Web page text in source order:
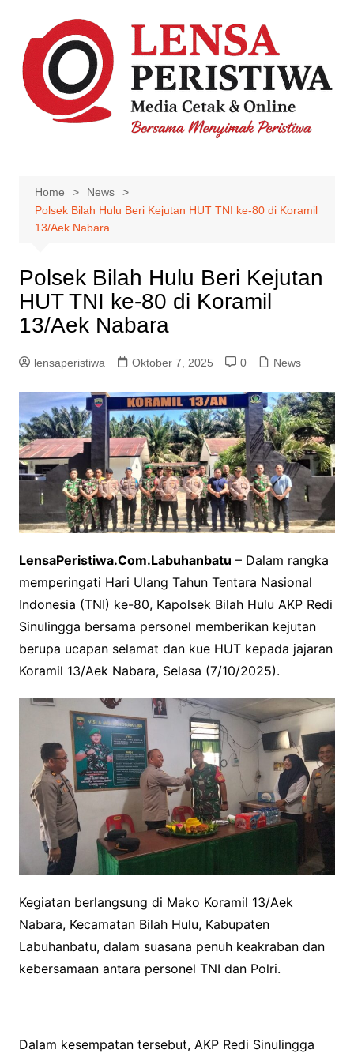
content
Home
News
Polsek Bilah Hulu Beri Kejutan HUT TNI ke-80 di Koramil
13/Aek Nabara
Polsek Bilah Hulu Beri Kejutan
HUT TNI ke-80 di Koramil
13/Aek Nabara
lensaperistiwa Oktober 7, 2025 0 News
LensaPeristiwa.Com.Labuhanbatu – Dalam rangka
memperingati Hari Ulang Tahun Tentara Nasional
Indonesia (TNI) ke-80, Kapolsek Bilah Hulu AKP Redi
Sinulingga bersama personel memberikan kejutan
berupa ucapan selamat dan kue HUT kepada jajaran
Koramil 13/Aek Nabara, Selasa (7/10/2025).
Kegiatan berlangsung di Mako Koramil 13/Aek
Nabara, Kecamatan Bilah Hulu, Kabupaten
Labuhanbatu, dalam suasana penuh keakraban dan
kebersamaan antara personel TNI dan Polri.
Dalam kesempatan tersebut, AKP Redi Sinulingga